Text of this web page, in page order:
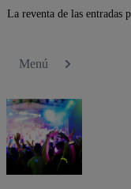
La reventa de las entradas
Menú